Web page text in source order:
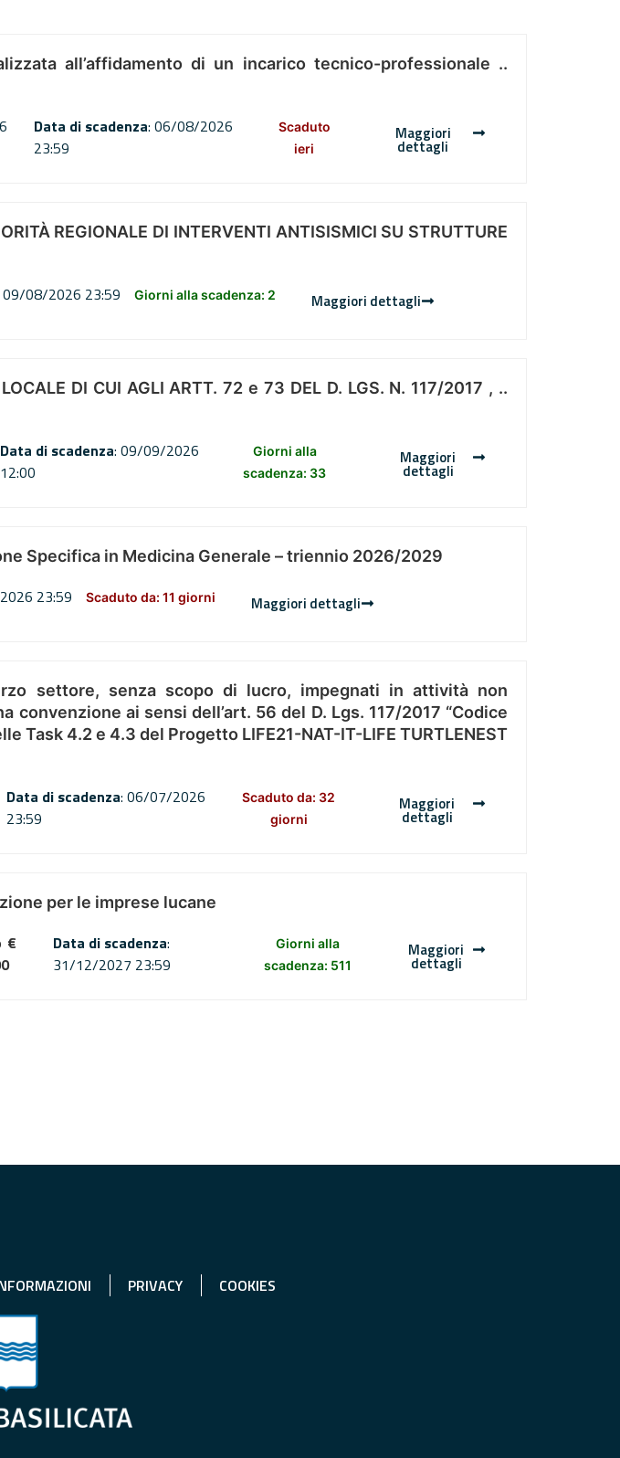
all’affidamento di un incarico tecnico-professionale ..
Data di scadenza: 06/08/2026
23:59
Scaduto
ieri
Maggiori
dettagli
REGIONALE DI INTERVENTI ANTISISMICI SU STRUTTURE
09/08/2026 23:59 Giorni alla scadenza: 2 Maggiori dettagli
DI CUI AGLI ARTT. 72 e 73 DEL D. LGS. N. 117/2017 , ..
Data di scadenza: 09/09/2026
12:00
Giorni alla
scadenza: 33
Maggiori
dettagli
Specifica in Medicina Generale – triennio 2026/2029
23:59 Scaduto da: 11 giorni Maggiori dettagli
settore, senza scopo di lucro, impegnati in attività non
ai sensi dell’art. 56 del D. Lgs. 117/2017 “Codice
4.2 e 4.3 del Progetto LIFE21-NAT-IT-LIFE TURTLENEST
Data di scadenza: 06/07/2026
23:59
Scaduto da: 32
giorni
Maggiori
dettagli
per le imprese lucane
€
Data di scadenza:
31/12/2027 23:59
Giorni alla
scadenza: 511
Maggiori
dettagli
PRIVACY COOKIES